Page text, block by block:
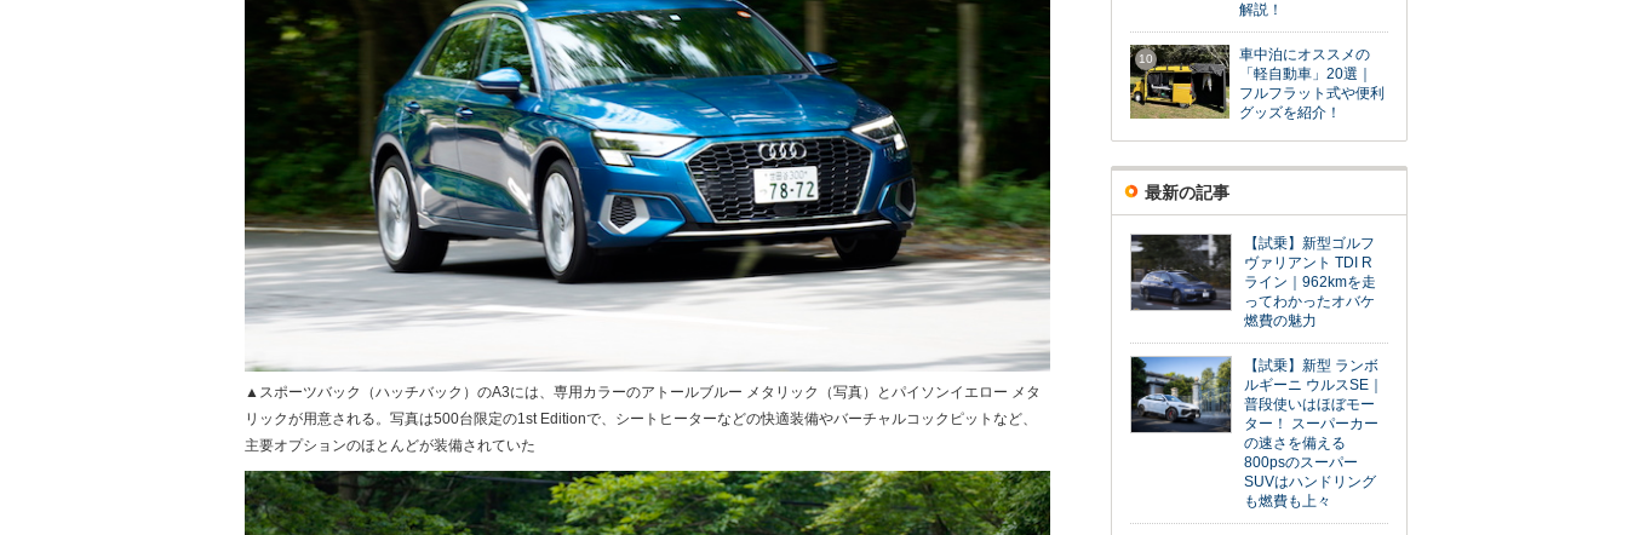
▲スポーツバック（ハッチバック）のA3には、専用カラーのアトールブルー メタリック（写真）とパイソンイエロー メタ
リックが用意される。写真は500台限定の1st Editionで、シートヒーターなどの快適装備やバーチャルコックピットなど、
主要オプションのほとんどが装備されていた
解説！
10
車中泊にオススメの
「軽自動車」20選｜
フルフラット式や便利
グッズを紹介！
最新の記事
【試乗】新型ゴルフ
ヴァリアント TDI R
ライン｜962kmを走
ってわかったオバケ
燃費の魅力
【試乗】新型 ランボ
ルギーニ ウルスSE｜
普段使いはほぼモー
ター！ スーパーカー
の速さを備える
800psのスーパー
SUVはハンドリング
も燃費も上々